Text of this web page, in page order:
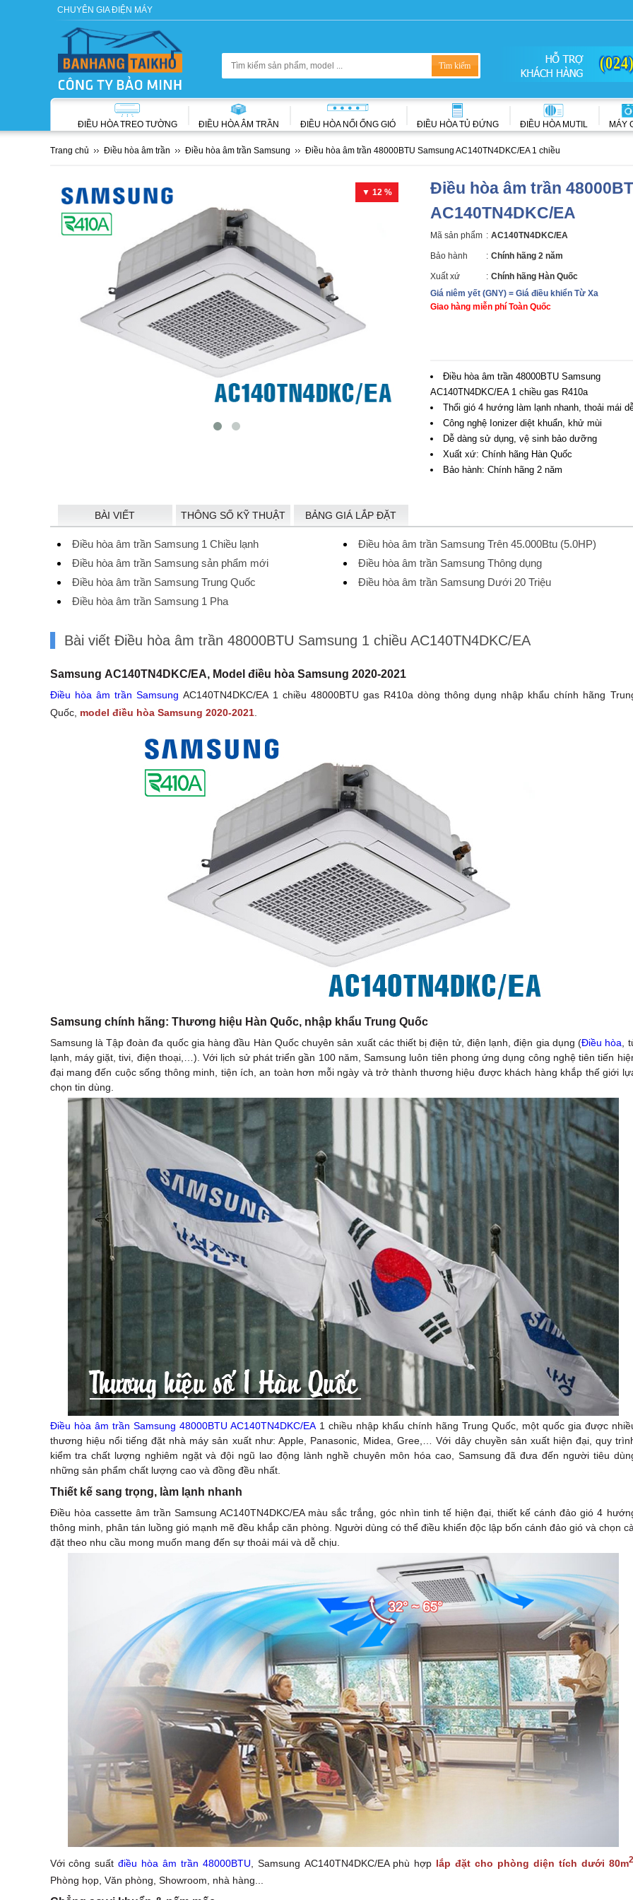
CHUYÊN GIA ĐIỆN MÁY
ĐIỀU HÒA TREO TƯỜNG ĐIỀU HÒA ÂM TRẦN ĐIỀU HÒA NỐI ỐNG GIÓ ĐIỀU HÒA TỦ ĐỨNG ĐIỀU HÒA MUTIL MÁY
Trang chủ Điều hòa âm trần Điều hòa âm trần Samsung Điều hòa âm trần 48000BTU Samsung AC140TN4DKC/EA 1 chiều
▼ 12 %
Điều hòa âm trần
AC140TN4DKC/EA
Mã sản phẩm : AC140TN4DKC/EA
Bảo hành : Chính hãng 2 năm
Xuất xứ : Chính hãng Hàn Quốc
Giá niêm yết (GNY) = Giá điều khiển Từ Xa
Giao hàng miễn phí Toàn Quốc
Điều hòa âm trần 48000BTU Samsung
AC140TN4DKC/EA 1 chiều gas R410a
Thổi gió 4 hướng làm lạnh nhanh, thoải mái
Công nghệ Ionizer diệt khuẩn, khử mùi
Dễ dàng sử dụng, vệ sinh bảo dưỡng
Xuất xứ: Chính hãng Hàn Quốc
Bảo hành: Chính hãng 2 năm
BÀI VIẾT THÔNG SỐ KỸ THUẬT BẢNG GIÁ LẮP ĐẶT
Điều hòa âm trần Samsung 1 Chiều lạnh
Điều hòa âm trần Samsung Trên 45.000Btu (5.0HP)
Điều hòa âm trần Samsung sản phẩm mới
Điều hòa âm trần Samsung Thông dụng
Điều hòa âm trần Samsung Trung Quốc
Điều hòa âm trần Samsung Dưới 20 Triệu
Điều hòa âm trần Samsung 1 Pha
Bài viết Điều hòa âm trần 48000BTU Samsung 1 chiều AC140TN4DKC/EA
Samsung AC140TN4DKC/EA, Model điều hòa Samsung 2020-2021
Điều hòa âm trần Samsung AC140TN4DKC/EA 1 chiều 48000BTU gas R410a dòng thông dụng nhập khẩu chính hãng
Quốc, model điều hòa Samsung 2020-2021.
Samsung chính hãng: Thương hiệu Hàn Quốc, nhập khẩu Trung Quốc
Samsung là Tập đoàn đa quốc gia hàng đầu Hàn Quốc chuyên sản xuất các thiết bị điện tử, điện lạnh, điện gia dụng (Điều hòa ,
lạnh, máy giặt, tivi, điện thoại,…). Với lịch sử phát triển gần 100 năm, Samsung luôn tiên phong ứng dụng công nghệ tiên tiến
đại mang đến cuộc sống thông minh, tiện ích, an toàn hơn mỗi ngày và trở thành thương hiệu được khách hàng khắp thế giới
chọn tin dùng.
Điều hòa âm trần Samsung 48000BTU AC140TN4DKC/EA1 chiều nhập khẩu chính hãng Trung Quốc, một quốc gia được
thương hiệu nổi tiếng đặt nhà máy sản xuất như: Apple, Panasonic, Midea, Gree,… Với dây chuyền sản xuất hiện đại, quy
kiểm tra chất lượng nghiêm ngặt và đội ngũ lao động lành nghề chuyên môn hóa cao, Samsung đã đưa đến người tiêu
những sản phẩm chất lượng cao và đồng đều nhất.
Thiết kế sang trọng, làm lạnh nhanh
Điều hòa cassette âm trần Samsung AC140TN4DKC/EA màu sắc trắng, góc nhìn tinh tế hiện đại, thiết kế cánh đảo gió 4
thông minh, phân tán luồng gió mạnh mẽ đều khắp căn phòng. Người dùng có thể điều khiển độc lập bốn cánh đảo gió và chọn
đặt theo nhu cầu mong muốn mang đến sự thoải mái và dễ chịu.
Với công suấtđiều hòa âm trần 48000BTU , Samsung AC140TN4DKC/EA phù hợp lắp đặt cho phòng diện tích dưới 80m2
Phòng họp, Văn phòng, Showroom, nhà hàng...